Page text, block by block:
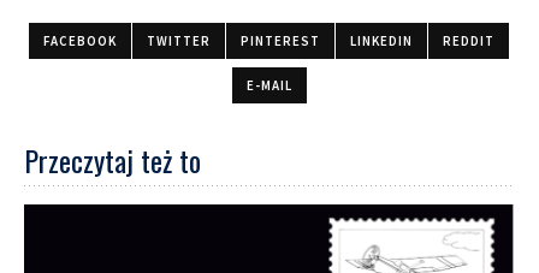
FACEBOOK TWITTER PINTEREST LINKEDIN REDDIT
E-MAIL
Przeczytaj też to